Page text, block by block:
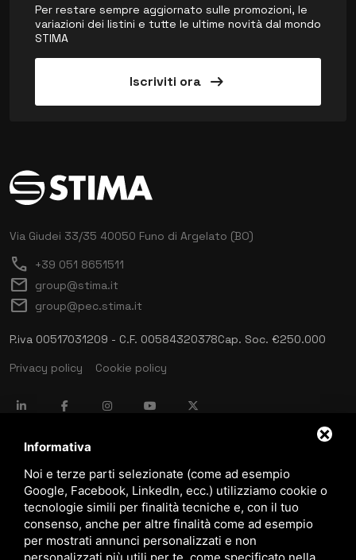
Per restare sempre aggiornato sulle promozioni, le
variazioni dei listini e tutte le ultime novità dal mondo
STIMA
Iscriviti ora arrow_right_alt
Via Giudei 33/35 40050 Funo di Argelato (BO)
call +39 051 8651511
mail group@stima.it
mail group@pec.stima.it
P.iva 00517031209 - C.F. 00584320378Cap. Soc. €250.000
Privacy policy
Cookie policy
language ITALIANO
download Catalogo Stima
download Politica qualità e sicurezza
Informativa
Noi e terze parti selezionate (come ad esempio
Google, Facebook, LinkedIn, ecc.) utilizziamo cookie o
tecnologie simili per finalità tecniche e, con il tuo
consenso, anche per altre finalità come ad esempio
per mostrati annunci personalizzati e non